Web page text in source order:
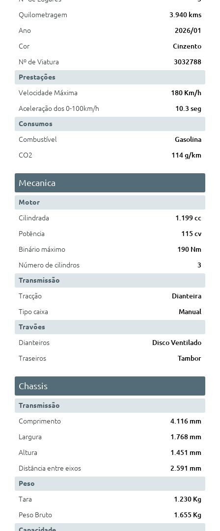
Quilometragem
3.940 kms
Ano
2026/01
Cor
Cinzento
Nº de Viatura
3032788
Prestações
Velocidade Máxima
180 Km/h
Aceleração dos 0-100km/h
10.3 seg
Consumos
Combustível
Gasolina
CO2
114 g/km
Mecanica
Motor
Cilindrada
1.199 cc
Potência
115 cv
Binário máximo
190 Nm
Número de cilindros
3
Transmissão
Tracção
Dianteira
Tipo caixa
Manual
Travões
Dianteiros
Disco Ventilado
Traseiros
Tambor
Chassis
Transmissão
Comprimento
4.116 mm
Largura
1.768 mm
Altura
1.451 mm
Distância entre eixos
2.591 mm
Peso
Tara
1.230 Kg
Peso Bruto
1.655 Kg